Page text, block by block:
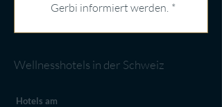
Gerbi informiert werden. *
Wellnesshotels in der Schweiz
Hotels am